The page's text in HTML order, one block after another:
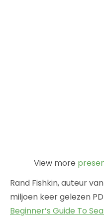
View more
Rand Fishkin, auteur
miljoen keer gelezen
Beginner’s Guide To